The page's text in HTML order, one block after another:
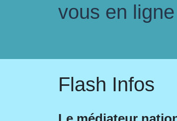
vous en ligne
Flash Infos